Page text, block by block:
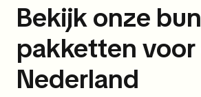
Bekijk onze
pakketten voor
Nederland